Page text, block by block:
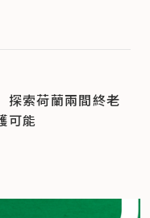
探索荷蘭兩間終老
可能